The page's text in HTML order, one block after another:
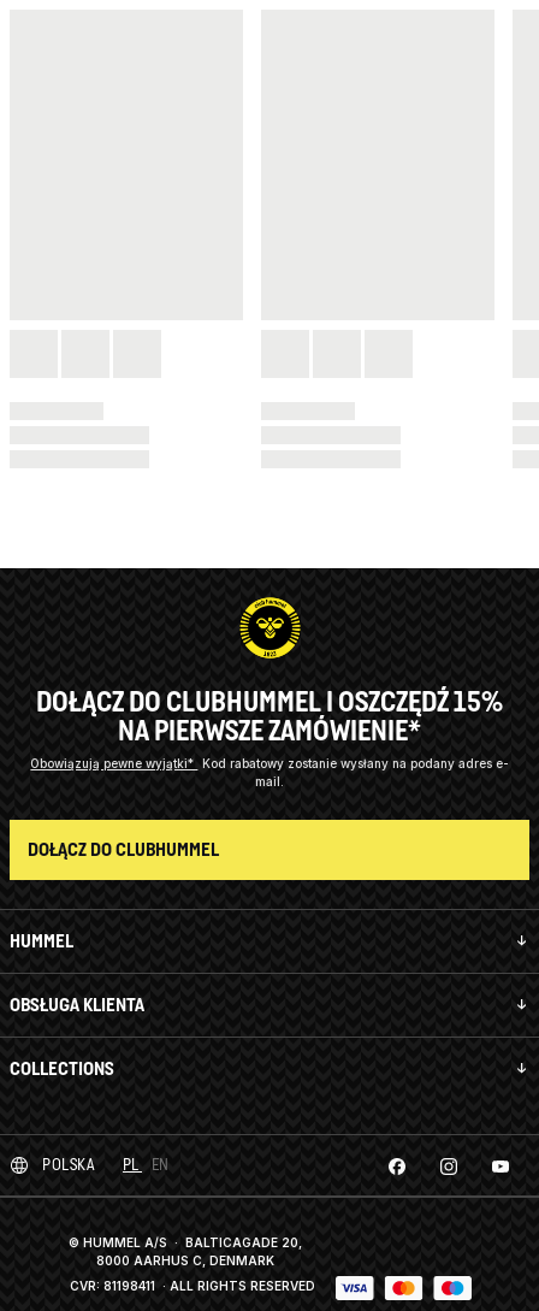
HUMMEL
OBSŁUGA KLIENTA
COLLECTIONS
DOŁĄCZ DO CLUBHUMMEL I OSZCZĘDŹ 15%
NA PIERWSZE ZAMÓWIENIE*
Obowiązują pewne wyjątki*
Kod rabatowy zostanie wysłany na podany adres e-
mail.
DOŁĄCZ DO CLUBHUMMEL
POLSKA PL EN
© HUMMEL A/S · BALTICAGADE 20,
8000 AARHUS C, DENMARK
CVR: 81198411 · ALL RIGHTS RESERVED